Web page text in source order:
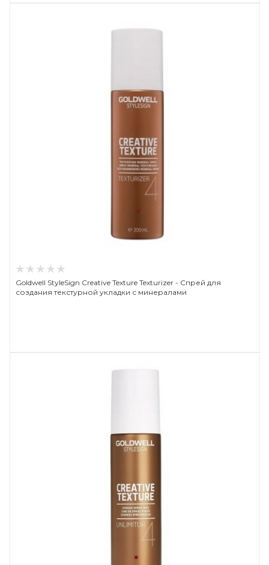
Goldwell StyleSign Creative Texture Texturizer - Спрей для
создания текстурной укладки с минералами